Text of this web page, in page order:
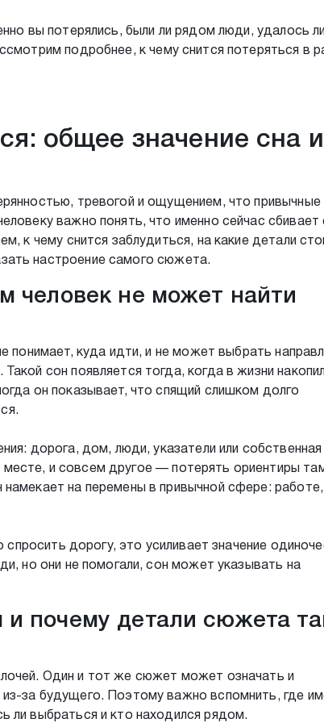
вы потерялись, были ли рядом люди, удалось ли
подробнее, к чему снится потеряться в
общее значение сна и
тревогой и ощущением, что привычные
важно понять, что именно сейчас сбивает
к чему снится заблудиться, на какие детали
настроение самого сюжета.
человек не может найти
понимает, куда идти, и не может выбрать
сон появляется тогда, когда в жизни
он показывает, что спящий слишком долго
дорога, дом, люди, указатели или собственная
и совсем другое — потерять ориентиры
на перемены в привычной сфере: работе,
спросить дорогу, это усиливает значение
но они не помогали, сон может указывать на
и почему детали сюжета
Один и тот же сюжет может означать и
за будущего. Поэтому важно вспомнить, где
ли выбраться и кто находился рядом.